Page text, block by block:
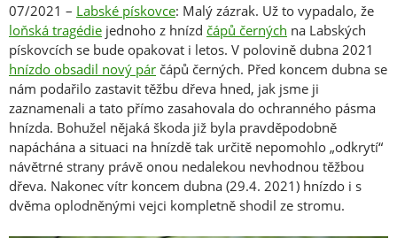
07/2021 – Labské pískovce: Malý zázrak. Už to vypadalo, že
loňská tragédie jednoho z hnízd čápů černých na Labských
pískovcích se bude opakovat i letos. V polovině dubna 2021
hnízdo obsadil nový pár čápů černých. Před koncem dubna se
nám podařilo zastavit těžbu dřeva hned, jak jsme ji
zaznamenali a tato přímo zasahovala do ochranného pásma
hnízda. Bohužel nějaká škoda již byla pravděpodobně
napáchána a situaci na hnízdě tak určitě nepomohlo „odkrytí“
návětrné strany právě onou nedalekou nevhodnou těžbou
dřeva. Nakonec vítr koncem dubna (29.4. 2021) hnízdo i s
dvěma oplodněnými vejci kompletně shodil ze stromu.